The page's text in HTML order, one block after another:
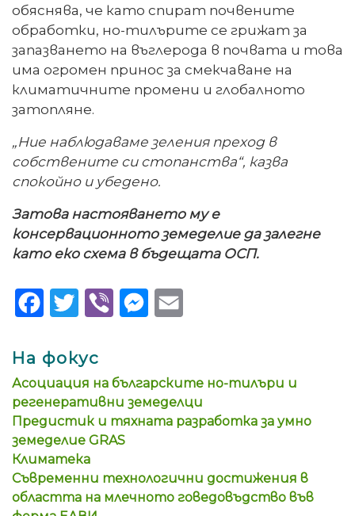
обяснява, че като спират почвените
обработки, но-тилърите се грижат за
запазването на въглерода в почвата и това
има огромен принос за смекчаване на
климатичните промени и глобалното
затопляне.
„Ние наблюдаваме зеления преход в
собствените си стопанства“, казва
спокойно и убедено.
Затова настояването му е
консервационното земеделие да залегне
като еко схема в бъдещата ОСП.
FacebookTwitterViber Messenger
На фокус
Асоциация на българските но-тилъри и
регенеративни земеделци
Предистик и тяхната разработка за умно
земеделие GRAS
Климатека
Съвременни технологични достижения в
областта на млечното говедовъдство във